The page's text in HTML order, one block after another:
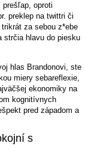
prešľap, oproti
preklep na twittri či
za sebou z*ebe
strčia hlavu do piesku
hlas Brandonovi, ste
miery sebareflexie,
ekonomiky na
kognitívnych
pred západom a
s